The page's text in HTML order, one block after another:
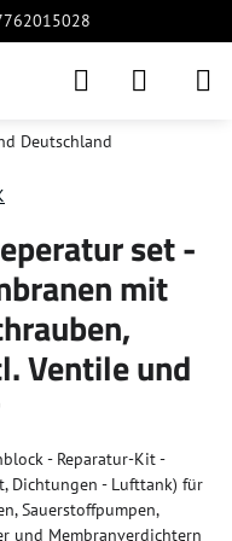
Deutschland
set -
mit
Ventile und
- Reparatur-Kit -
Dichtungen - Lufttank) für
Sauerstoffpumpen,
und Membranverdichtern